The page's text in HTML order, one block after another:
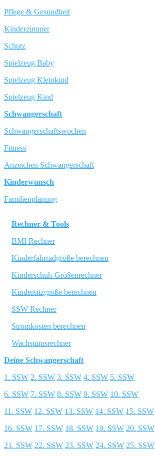
Pflege & Gesundheit
Kinderzimmer
Schutz
Spielzeug Baby
Spielzeug Kleinkind
Spielzeug Kind
Schwangerschaft
Schwangerschaftswochen
Fitness
Anzeichen Schwangerschaft
Kinderwunsch
Familienplanung
Rechner & Tools
BMI Rechner
Kinderfahrradgröße berechnen
Kinderschuh-Größenrechner
Kindersitzgröße berechnen
SSW Rechner
Stromkosten berechnen
Wachstumsrechner
Deine Schwangerschaft
1. SSW 2. SSW 3. SSW 4. SSW 5. SSW
6. SSW 7. SSW 8. SSW 9. SSW 10. SSW
11. SSW 12. SSW 13. SSW 14. SSW 15. SSW
16. SSW 17. SSW 18. SSW 19. SSW 20. SSW
21. SSW 22. SSW 23. SSW 24. SSW 25. SSW